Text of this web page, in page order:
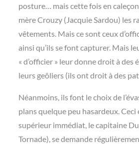
posture… mais cette fois en
mère Crouzy (Jacquie Sardou) les
vêtements. Mais ce sont ceux
ainsi qu’ils se font capturer. Mais
« d’officier » leur donne droit à des
leurs geôliers (ils ont droit à des
Néanmoins, ils font le choix de
plans quelque peu hasardeux.
supérieur immédiat, le capitaine
Tornade), se demande